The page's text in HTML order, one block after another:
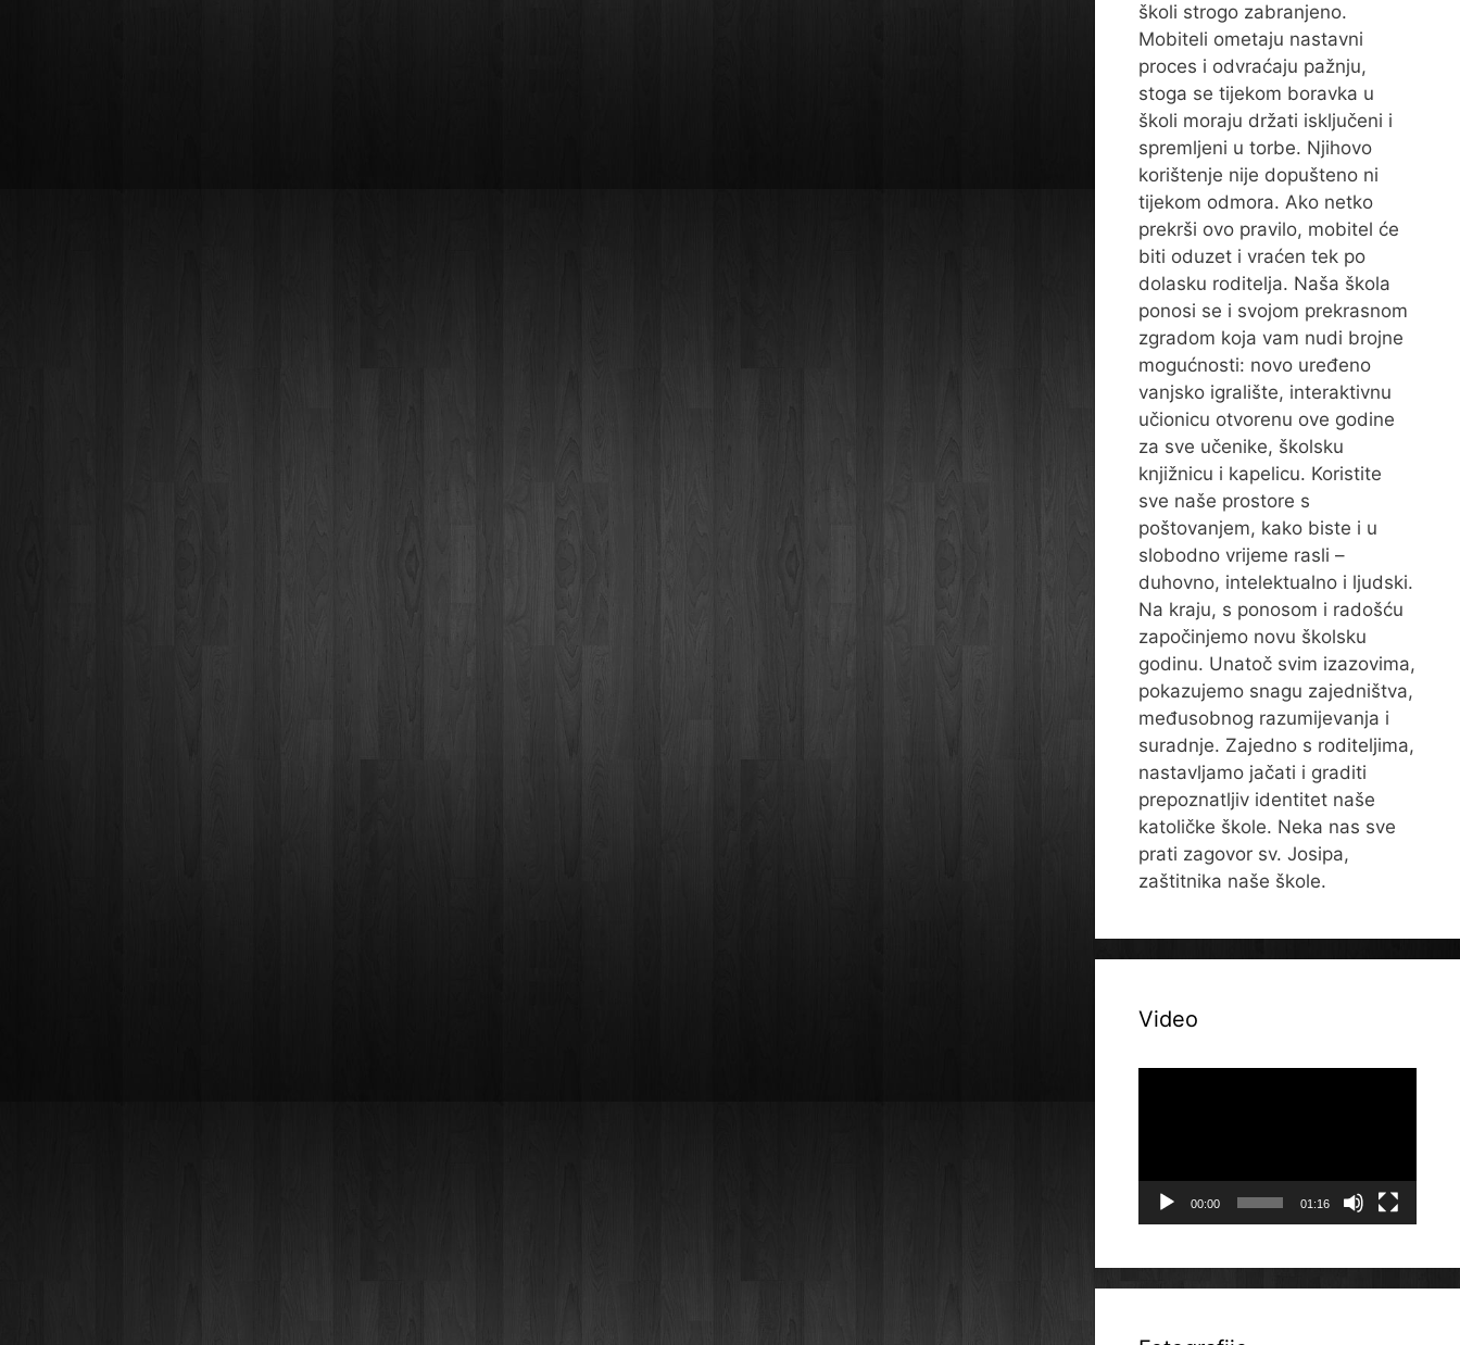
školi strogo zabranjeno.
Mobiteli ometaju nastavni
proces i odvraćaju pažnju,
stoga se tijekom boravka u
školi moraju držati isključeni i
spremljeni u torbe. Njihovo
korištenje nije dopušteno ni
tijekom odmora. Ako netko
prekrši ovo pravilo, mobitel će
biti oduzet i vraćen tek po
dolasku roditelja. Naša škola
ponosi se i svojom prekrasnom
zgradom koja vam nudi brojne
mogućnosti: novo uređeno
vanjsko igralište, interaktivnu
učionicu otvorenu ove godine
za sve učenike, školsku
knjižnicu i kapelicu. Koristite
sve naše prostore s
poštovanjem, kako biste i u
slobodno vrijeme rasli –
duhovno, intelektualno i ljudski.
Na kraju, s ponosom i radošću
započinjemo novu školsku
godinu. Unatoč svim izazovima,
pokazujemo snagu zajedništva,
međusobnog razumijevanja i
suradnje. Zajedno s roditeljima,
nastavljamo jačati i graditi
prepoznatljiv identitet naše
katoličke škole. Neka nas sve
prati zagovor sv. Josipa,
zaštitnika naše škole.
Video
00:00 01:16